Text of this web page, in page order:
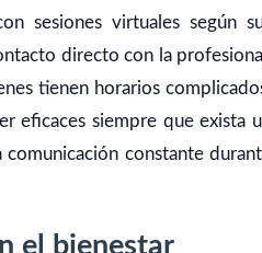
sesiones virtuales según
directo con la
tienen horarios
eficaces siempre que exista
constante
el bienestar